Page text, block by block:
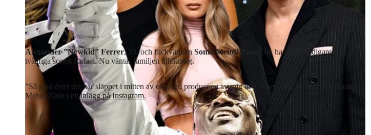
Alexander ”Newkid” Ferrer, 35, och flickvännenSonia Mehdi Zade
, 38, har sedan tidigare den
tvååriga sonen Rafael. Nu väntar familjen tillökning.
”Så glad över det här släppet i mitten av oktober, producerat av mig och @newkid.jpg”, skriver Sonia
Mehdi Zade i ettinlägg på Instagram.